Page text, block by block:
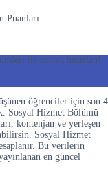
ile sınava hazırlan!
öğrenciler için son 4
Sosyal Hizmet Bölümü
kontenjan ve yerleşen
Sosyal Hizmet
Bu verilerin
en güncel